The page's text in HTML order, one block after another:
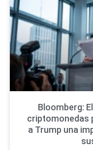
Bloomberg:
criptomonedas
a Trump una